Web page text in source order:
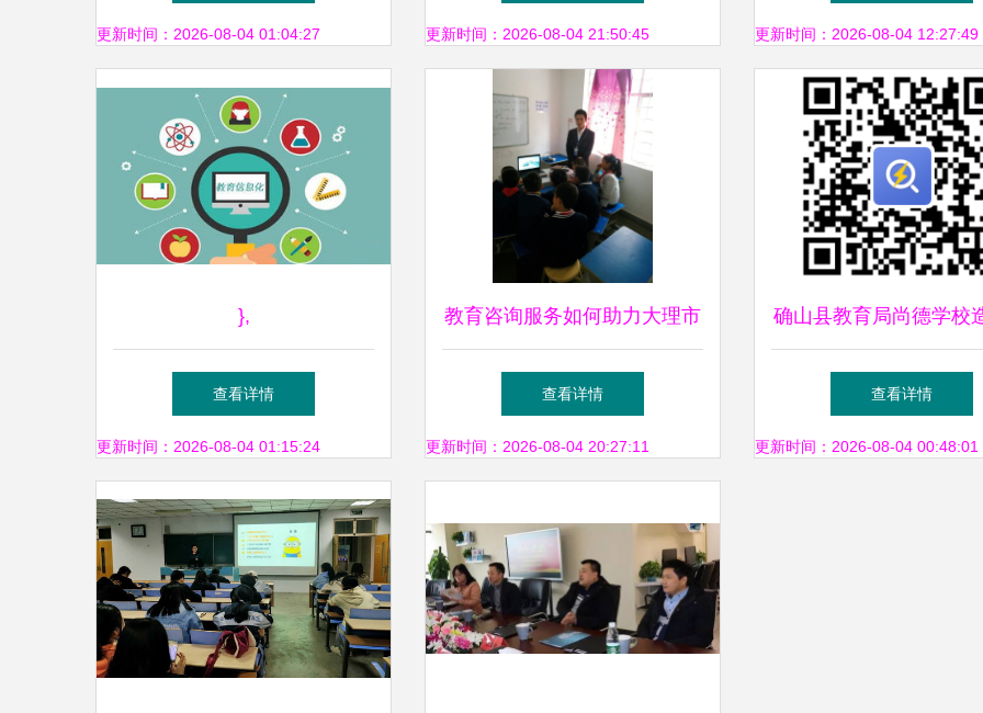
级重点研发项目启动会暨实施
方案研讨会顺利召开
更新时间：2026-08-04 01:04:27 新科教育设备深耕行业服务解
更新时间：2026-08-04 21:50:45 更新时间：2026-08-04 12:27:49
},
查看详情
更新时间：2026-08-04 01:15:24
教育咨询服务如何助力大理市
学生全面成长
查看详情
更新时间：2026-08-04 20:27:11
确山县教育局尚德学校
询项目竞争性谈判
查看详情
更新时间：2026-08-04 00:48:01